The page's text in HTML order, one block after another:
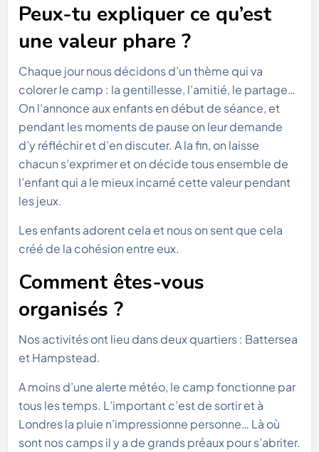
Peux-tu expliquer ce qu’est
une valeur phare ?
Chaque jour nous décidons d’un thème qui va
colorer le camp : la gentillesse, l’amitié, le partage…
On l’annonce aux enfants en début de séance, et
pendant les moments de pause on leur demande
d’y réfléchir et d’en discuter. A la fin, on laisse
chacun s’exprimer et on décide tous ensemble de
l’enfant qui a le mieux incarné cette valeur pendant
les jeux.
Les enfants adorent cela et nous on sent que cela
créé de la cohésion entre eux.
Comment êtes-vous
organisés ?
Nos activités ont lieu dans deux quartiers : Battersea
et Hampstead.
A moins d’une alerte météo, le camp fonctionne par
tous les temps. L’important c’est de sortir et à
Londres la pluie n’impressionne personne… Là où
sont nos camps il y a de grands préaux pour s’abriter.